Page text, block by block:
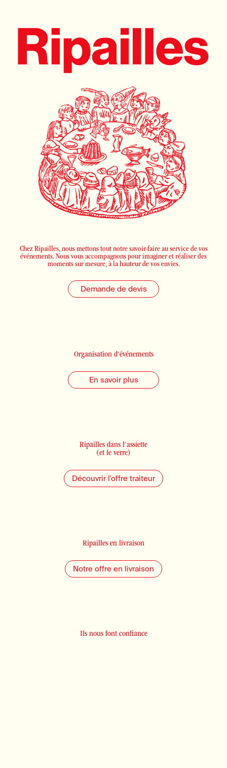
Chez Ripailles, nous mettons tout notre savoir-faire au service de vos
événements. Nous vous accompagnons pour imaginer et réaliser des
moments sur mesure, à la hauteur de vos envies.
Demande de devis
Organisation d'événements
En savoir plus
Ripailles dans l'assiette
(et le verre)
Découvrir l'offre traiteur
Ripailles en livraison
Notre offre en livraison
Ils nous font confiance